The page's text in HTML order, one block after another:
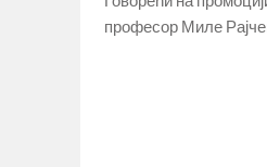
професор Миле